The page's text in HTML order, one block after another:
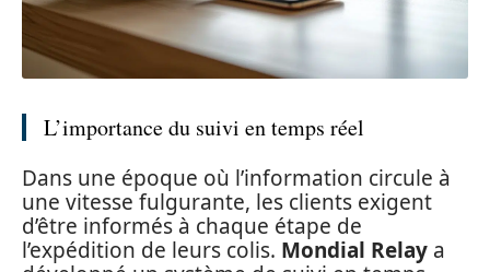
L’importance du suivi en temps réel
Dans une époque où l’information circule à
une vitesse fulgurante, les clients exigent
d’être informés à chaque étape de
l’expédition de leurs colis. Mondial Relay a